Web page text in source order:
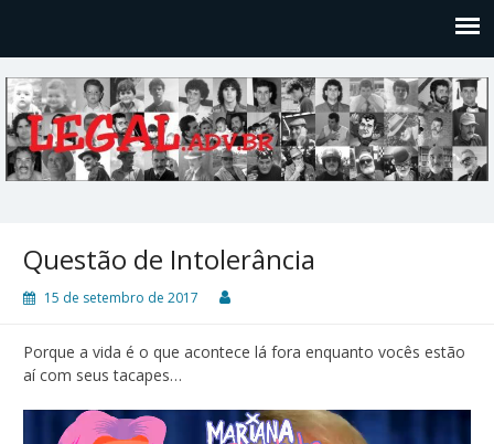
Questão de Intolerância
15 de setembro de 2017
Porque a vida é o que acontece lá fora enquanto vocês estão
aí com seus tacapes…
Tocador